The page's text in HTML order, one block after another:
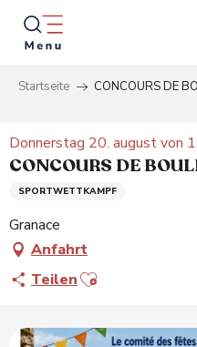
Aller
contenu
principal
Startseite CONCOURS DE
Donnerstag 20. august von
CONCOURS DE
SPORTWETTKAMPF
Granace
Anfahrt
TeilenAjouter aux favoris